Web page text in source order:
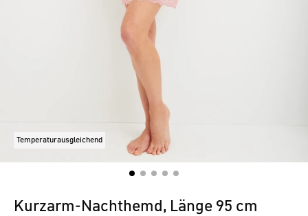
Temperaturausgleichend
Kurzarm-Nachthemd, Länge 95 cm